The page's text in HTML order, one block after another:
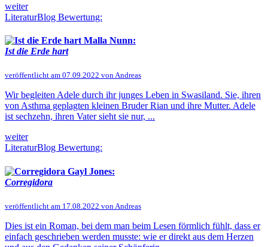
weiter
LiteraturBlog Bewertung:
Malla Nunn:
Ist die Erde hart
veröffentlicht am 07.09.2022 von Andreas
Wir begleiten Adele durch ihr junges Leben in Swasiland. Sie, ihren
von Asthma geplagten kleinen Bruder Rian und ihre Mutter. Adele
ist sechzehn, ihren Vater sieht sie nur, ...
weiter
LiteraturBlog Bewertung:
Gayl Jones:
Corregidora
veröffentlicht am 17.08.2022 von Andreas
Dies ist ein Roman, bei dem man beim Lesen förmlich fühlt, dass er
einfach geschrieben werden musste: wie er direkt aus dem Herzen